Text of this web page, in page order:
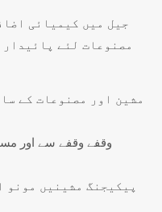
جیل میں کیمیائی
مصنوعات لئے پائیدار
مشین اور مصنوعات کے
وقفے وقفے سے اور
پیکیجنگ مشینیں مونو